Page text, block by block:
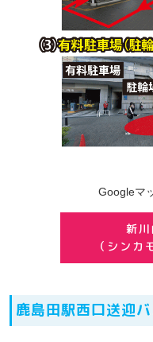
Googleマ
新
（シンカ
鹿島田駅西口送迎